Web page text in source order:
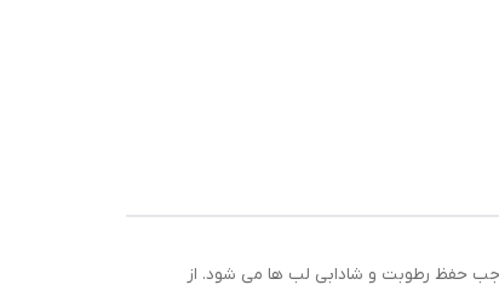
حفظ رطوبت و شادابی لب ها می شود. از